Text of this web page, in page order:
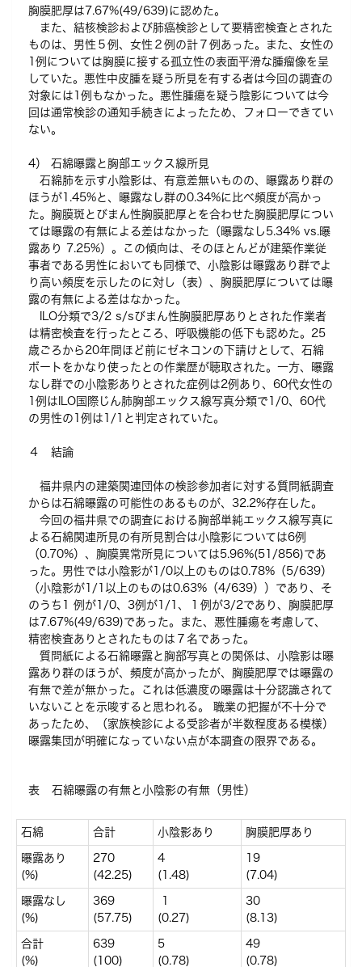
胸膜肥厚は7.67%(49/639)に認めた。
また、結核検診および肺癌検診として要精密検査とされた
ものは、男性５例、女性２例の計７例あった。また、女性の
1例については胸膜に接する孤立性の表面平滑な腫瘤像を呈
していた。悪性中皮腫を疑う所見を有する者は今回の調査の
対象には1例もなかった。悪性腫瘍を疑う陰影については今
回は通常検診の通知手続きによったため、フォローできてい
ない。
4） 石綿曝露と胸部エックス線所見
石綿肺を示す小陰影は、有意差無いものの、曝露あり群の
ほうが1.45%と、曝露なし群の0.34%に比べ頻度が高かっ
た。胸膜斑とびまん性胸膜肥厚とを合わせた胸膜肥厚につい
ては曝露の有無による差はなかった（曝露なし5.34% vs.曝
露あり 7.25%）。この傾向は、そのほとんどが建築作業従
事者である男性においても同様で、小陰影は曝露あり群でよ
り高い頻度を示したのに対し（表）、胸膜肥厚については曝
露の有無による差はなかった。
ILO分類で3/2 s/sびまん性胸膜肥厚ありとされた作業者
は精密検査を行ったところ、呼吸機能の低下も認めた。25
歳ごろから20年間ほど前にゼネコンの下請けとして、石綿
ボートをかなり使ったとの作業歴が聴取された。一方、曝露
なし群での小陰影ありとされた症例は2例あり、60代女性の
1例はILO国際じん肺胸部エックス線写真分類で1/0、60代
の男性の1例は1/1と判定されていた。
４ 結論
福井県内の建築関連団体の検診参加者に対する質問紙調査
からは石綿曝露の可能性のあるものが、32.2%存在した。
今回の福井県での調査における胸部単純エックス線写真に
よる石綿関連所見の有所見割合は小陰影については6例
（0.70%）、胸膜異常所見については5.96%(51/856)であ
った。男性では小陰影が1/0以上のものは0.78%（5/639）
（小陰影が1/1以上のものは0.63%（4/639））であり、そ
のうち1 例が1/0、3例が1/1、１例が3/2であり、胸膜肥厚
は7.67%(49/639)であった。また、悪性腫瘍を考慮して、
精密検査ありとされたものは７名であった。
質問紙による石綿曝露と胸部写真との関係は、小陰影は曝
露あり群のほうが、頻度が高かったが、胸膜肥厚では曝露の
有無で差が無かった。これは低濃度の曝露は十分認識されて
いないことを示唆すると思われる。 職業の把握が不十分で
あったため、（家族検診による受診者が半数程度ある模様）
曝露集団が明確になっていない点が本調査の限界である。
表 石綿曝露の有無と小陰影の有無（男性）
石綿 合計 小陰影あり 胸膜肥厚あり
曝露あり
(%)
270
(42.25)
4
(1.48)
19
(7.04)
曝露なし
(%)
369
(57.75)
(0.27)
30
(8.13)
合計
(%)
639
(100)
5
(0.78)
49
(0.78)